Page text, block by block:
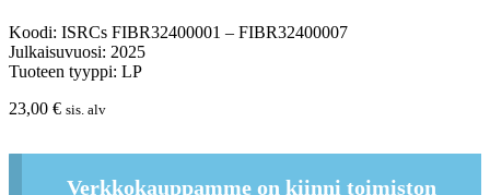
Koodi: ISRCs FIBR32400001 – FIBR32400007
Julkaisuvuosi: 2025
Tuoteen tyyppi: LP
23,00 € sis. alv
Verkkokauppamme on kiinni toimiston